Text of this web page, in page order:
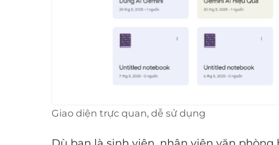
Giao diện trực quan, dễ sử dụng